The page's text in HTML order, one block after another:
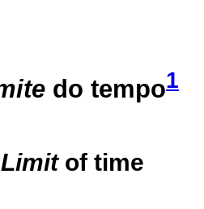
do tempo1
Limit of time